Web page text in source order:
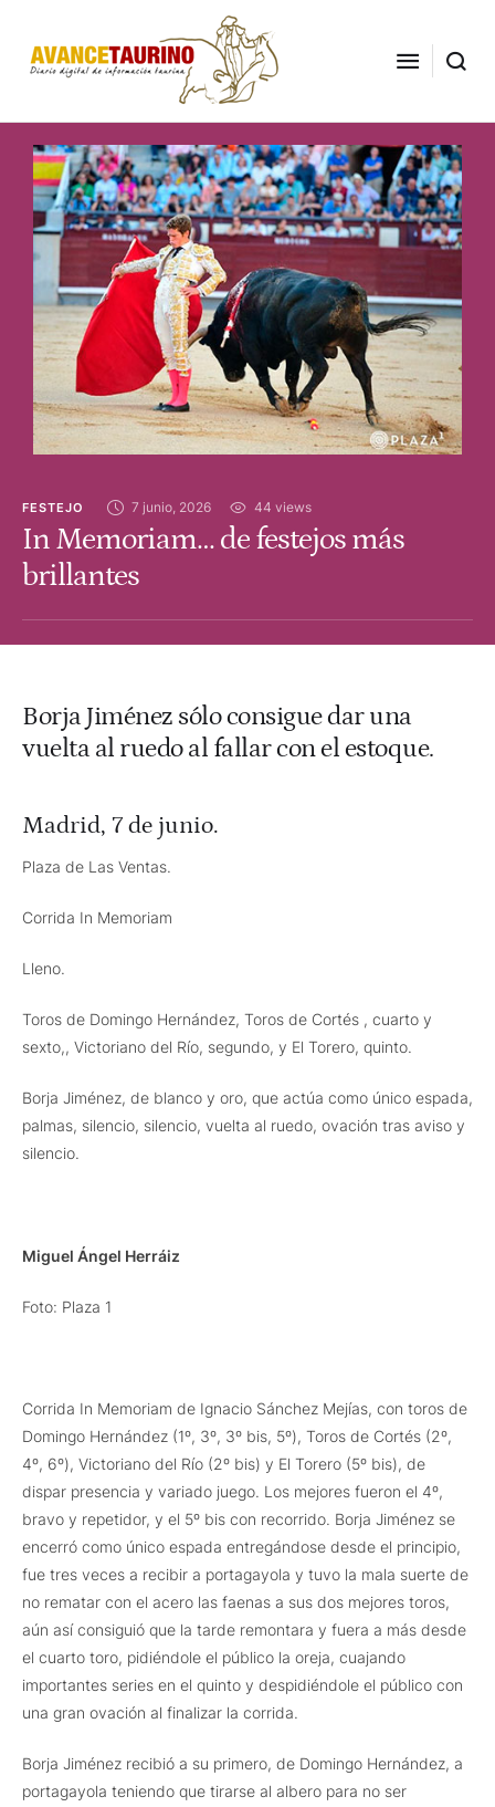
FESTEJO 7 junio, 2026 44 views
In Memoriam… de festejos más
brillantes
Borja Jiménez sólo consigue dar una
vuelta al ruedo al fallar con el estoque.
Madrid, 7 de junio.
Plaza de Las Ventas.
Corrida In Memoriam
Lleno.
Toros de Domingo Hernández, Toros de Cortés , cuarto y
sexto,, Victoriano del Río, segundo, y El Torero, quinto.
Borja Jiménez, de blanco y oro, que actúa como único espada,
palmas, silencio, silencio, vuelta al ruedo, ovación tras aviso y
silencio.
Miguel Ángel Herráiz
Foto: Plaza 1
Corrida In Memoriam de Ignacio Sánchez Mejías, con toros de
Domingo Hernández (1º, 3º, 3º bis, 5º), Toros de Cortés (2º,
4º, 6º), Victoriano del Río (2º bis) y El Torero (5º bis), de
dispar presencia y variado juego. Los mejores fueron el 4º,
bravo y repetidor, y el 5º bis con recorrido. Borja Jiménez se
encerró como único espada entregándose desde el principio,
fue tres veces a recibir a portagayola y tuvo la mala suerte de
no rematar con el acero las faenas a sus dos mejores toros,
aún así consiguió que la tarde remontara y fuera a más desde
el cuarto toro, pidiéndole el público la oreja, cuajando
importantes series en el quinto y despidiéndole el público con
una gran ovación al finalizar la corrida.
Borja Jiménez recibió a su primero, de Domingo Hernández, a
portagayola teniendo que tirarse al albero para no ser